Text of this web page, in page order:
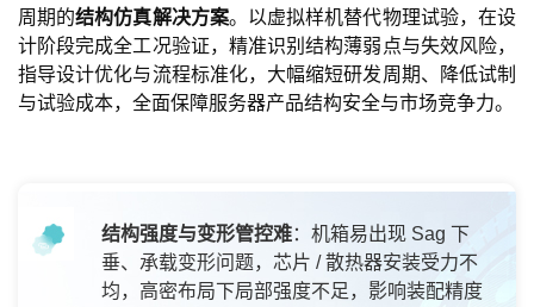
周期的结构仿真解决方案。以虚拟样机替代物理试验，在设
计阶段完成全工况验证，精准识别结构薄弱点与失效风险，
指导设计优化与流程标准化，大幅缩短研发周期、降低试制
与试验成本，全面保障服务器产品结构安全与市场竞争力。
结构强度与变形管控难：机箱易出现 Sag 下
垂、承载变形问题，芯片 / 散热器安装受力不
均，高密布局下局部强度不足，影响装配精度